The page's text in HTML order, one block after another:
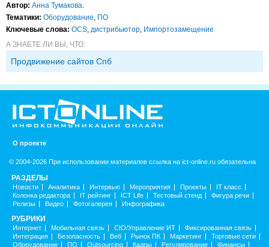
Автор: Анна Тумакова
Тематики: Оборудование ПО
Ключевые слова: OCS дистрибьютор Импорто­замещение
А ЗНАЕТЕ ЛИ ВЫ, ЧТО:
Продвижение сайтов Спб
О проекте
© 2004-2026 При использовании материалов ссылка на ict-online.ru обязательна
РАЗДЕЛЫ
Новости Аналитика Интервью Мероприятия Проекты
IT класс
Колонка редактора
IT рейтинг ICT Life Тестовый стенд
Фигура речи
Релизы
Видео Фотогалерея Инфографика
РУБРИКИ
Интернет Мобильная связь CIO/Управление ИТ
Фиксированная связь
Интеграция
Безопасность Веб Рынок ПК Маркетинг
Торговые сети
Оборудование
ПО Outsourcing Кадры Регулирование Финансы